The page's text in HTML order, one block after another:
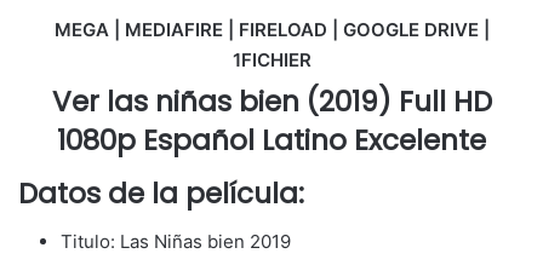
MEGA | MEDIAFIRE | FIRELOAD | GOOGLE DRIVE |
1FICHIER
Ver las niñas bien (2019) Full HD
1080p Español Latino Excelente
Datos de la película:
Titulo: Las Niñas bien 2019